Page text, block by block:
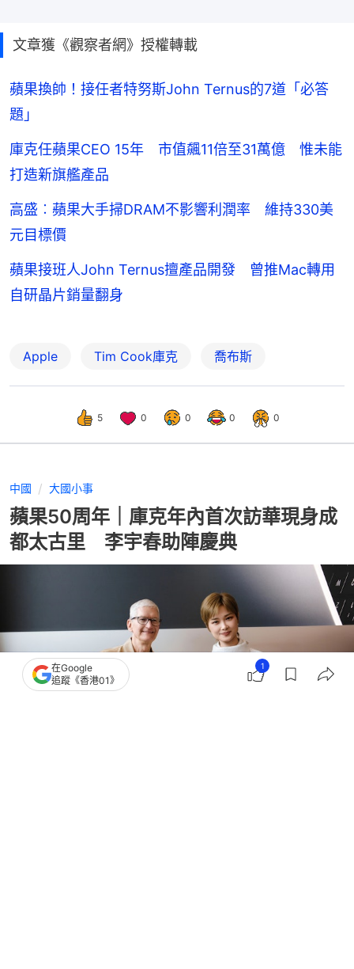
文章獲《觀察者網》授權轉載
蘋果換帥！接任者特努斯John Ternus的7道「必答
題」
庫克任蘋果CEO 15年 市值飆11倍至31萬億 惟未能
打造新旗艦產品
高盛︰蘋果大手掃DRAM不影響利潤率 維持330美
元目標價
蘋果接班人John Ternus擅產品開發 曾推Mac轉用
自研晶片銷量翻身
Apple Tim Cook庫克 喬布斯
5 0 0 0 0
中國 大國小事
蘋果50周年｜庫克年內首次訪華現身成
都太古里 李宇春助陣慶典
在Google
追蹤《香港01》
1